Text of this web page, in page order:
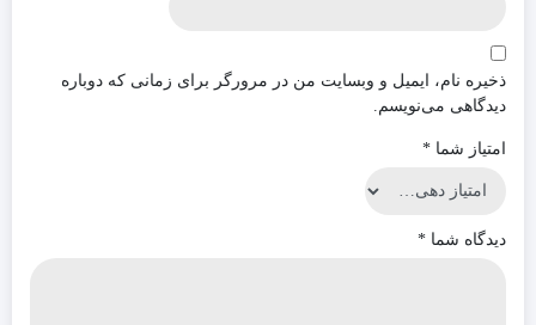
ذخیره نام، ایمیل و وبسایت من در مرورگر برای زمانی که دوباره
دیدگاهی می‌نویسم.
امتیاز شما *
دیدگاه شما *